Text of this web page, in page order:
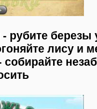
рубите березы
лису и